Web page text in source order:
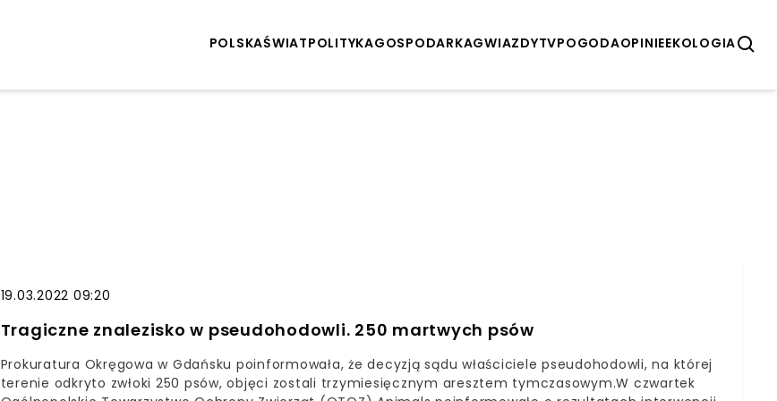
POLSKAŚWIATPOLITYKAGOSPODARKAGWIAZDYTVPOGODAOPINIEEKOLOGIA
19.03.2022 09:20
Tragiczne znalezisko w pseudohodowli. 250 martwych psów
Prokuratura Okręgowa w Gdańsku poinformowała, że decyzją sądu właściciele pseudohodowli, na której
terenie odkryto zwłoki 250 psów, objęci zostali trzymiesięcznym aresztem tymczasowym.W czwartek